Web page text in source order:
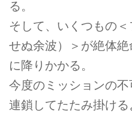
る。
そして、いくつもの
せぬ余波）＞が絶体
に降りかかる。
今度のミッションの不
連鎖してたたみ掛ける